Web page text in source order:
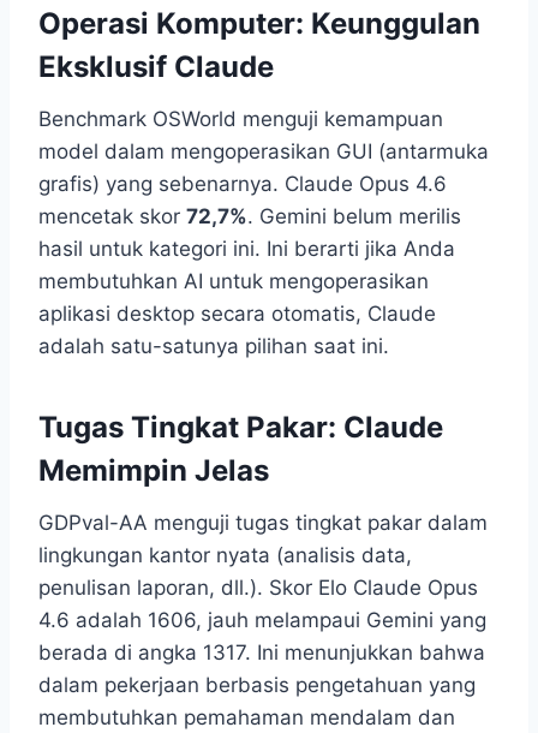
Operasi Komputer: Keunggulan
Eksklusif Claude
Benchmark OSWorld menguji kemampuan
model dalam mengoperasikan GUI (antarmuka
grafis) yang sebenarnya. Claude Opus 4.6
mencetak skor 72,7%. Gemini belum merilis
hasil untuk kategori ini. Ini berarti jika Anda
membutuhkan AI untuk mengoperasikan
aplikasi desktop secara otomatis, Claude
adalah satu-satunya pilihan saat ini.
Tugas Tingkat Pakar: Claude
Memimpin Jelas
GDPval-AA menguji tugas tingkat pakar dalam
lingkungan kantor nyata (analisis data,
penulisan laporan, dll.). Skor Elo Claude Opus
4.6 adalah 1606, jauh melampaui Gemini yang
berada di angka 1317. Ini menunjukkan bahwa
dalam pekerjaan berbasis pengetahuan yang
membutuhkan pemahaman mendalam dan